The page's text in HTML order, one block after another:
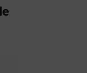
Kundenbewertungen